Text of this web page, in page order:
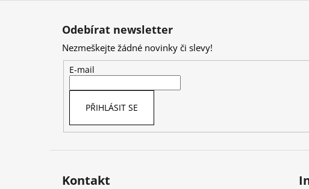
Odebírat newsletter
Nezmeškejte žádné novinky či slevy!
E-mail
PŘIHLÁSIT SE
Kontakt